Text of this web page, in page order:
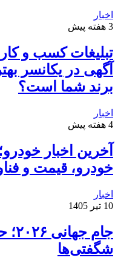
اخبار
3 هفته پیش
تبلیغات کسب و
آگهی در یکانسر
برند شما است؟
اخبار
4 هفته پیش
آخرین اخبار
خودرو، قیمت و
اخبار
10 تیر 1405
شگفتی‌ها